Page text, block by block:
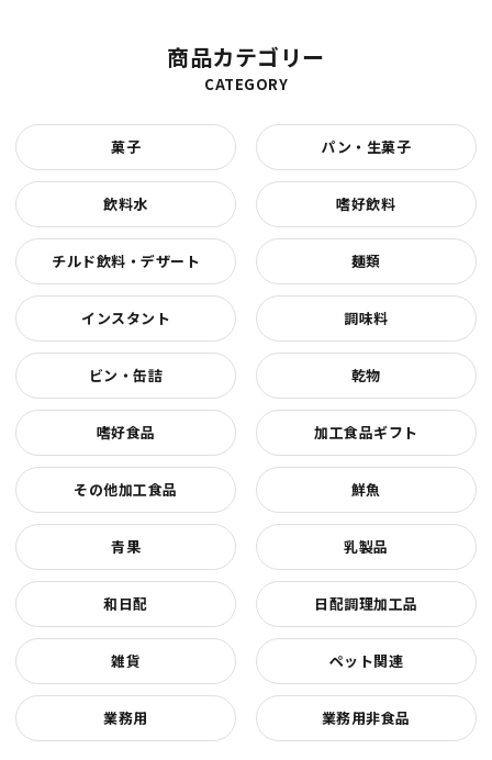
商品カテゴリー
CATEGORY
菓子 パン・生菓子
飲料水 嗜好飲料
チルド飲料・デザート 麺類
インスタント 調味料
ビン・缶詰 乾物
嗜好食品 加工食品ギフト
その他加工食品 鮮魚
青果 乳製品
和日配 日配調理加工品
雑貨 ペット関連
業務用 業務用非食品